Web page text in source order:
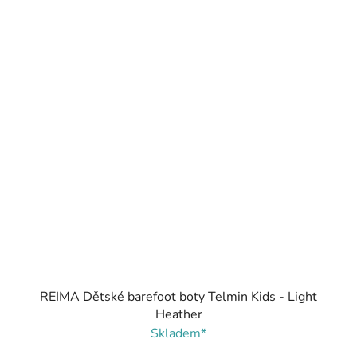
REIMA Dětské barefoot boty Telmin Kids - Light
Heather
Skladem*